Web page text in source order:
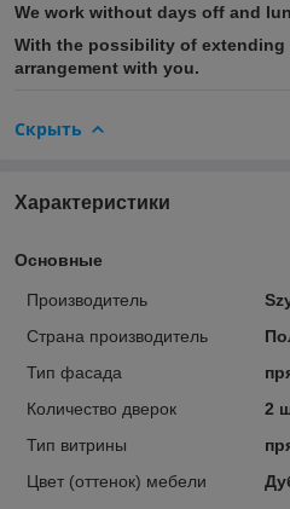
We work without days off and
With the possibility of
arrangement with you.
Скрыть
Характеристики
Основные
Производитель
Страна производитель
Тип фасада
Количество дверок
2
Тип витрины
Цвет (оттенок) мебели